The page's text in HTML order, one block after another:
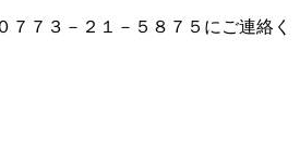
７３－２１－５８７５にご連絡く